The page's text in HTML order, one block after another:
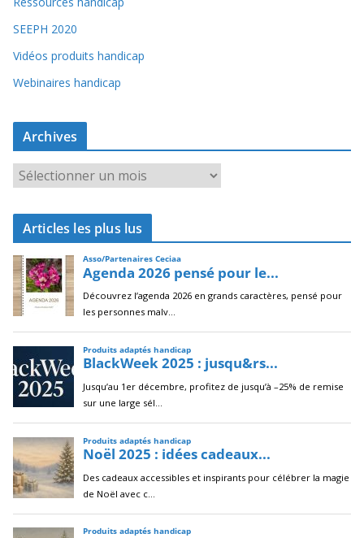
SEEPH 2020
Vidéos produits handicap
Webinaires handicap
Archives
c
i
v
e
s
Articles les plus lus